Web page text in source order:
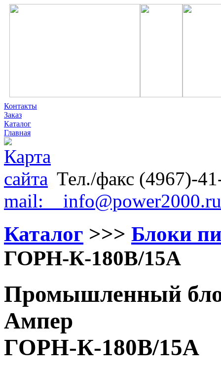
Контакты
Заказ
Каталог
Главная
Тел./факс (4967)-
mail: info@power2000.ru
Каталог >>> Блоки
ГОРН-К-180В/15А
Промышленный
Ампер
ГОРН-К-180В/15А